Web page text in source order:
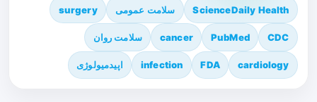
ScienceDaily Health سلامت عمومی surgery
CDC
PubMed
cancer سلامت روان
cardiology
FDA
infection اپیدمیولوژی